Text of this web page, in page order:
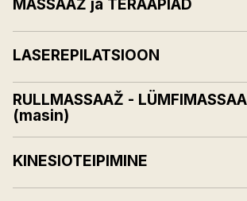
MASSAAŽ ja TERAAPIAD
LASEREPILATSIOON
RULLMASSAAŽ -
(masin)
KINESIOTEIPIMINE